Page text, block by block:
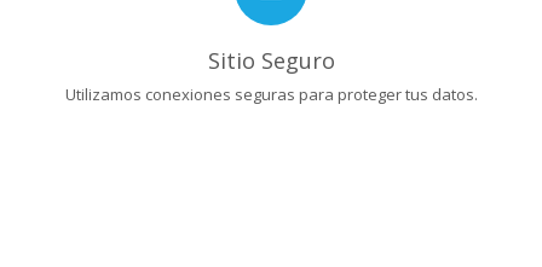
Sitio Seguro
Utilizamos conexiones seguras para proteger tus datos.